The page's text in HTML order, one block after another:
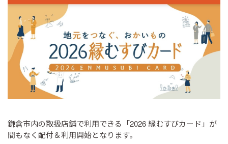
鎌倉市内の取扱店舗で利用できる「2026 縁むすびカード」が
間もなく配付＆利用開始となります。